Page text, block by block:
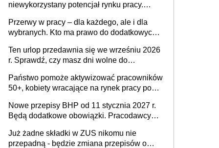
niewykorzystany potencjał rynku pracy.
dofinansowań czy refundacji, ale bariery po
stronie systemu i świadomości
pracodawców [WYWIAD]
Przerwy w pracy – dla każdego, ale i dla
wybranych. Kto ma prawo do dodatkowych
Ten urlop przedawnia się we wrześniu 2026
r. Sprawdź, czy masz dni wolne do
Państwo pomoże aktywizować pracowników
50+, kobiety wracające na rynek pracy po
osoby neuroatypowe. Powstanie Fundusz
na rzecz Inkluzywności w Zatrudnianiu?
Nowe przepisy BHP od 11 stycznia 2027 r.
Będą dodatkowe obowiązki. Pracodawcy
Już żadne składki w ZUS nikomu nie
przepadną - będzie zmiana przepisów o